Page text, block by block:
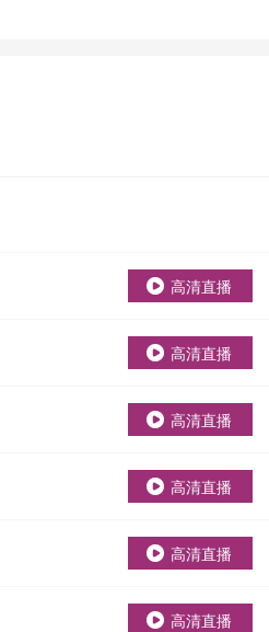
高清直播
高清直播
高清直播
高清直播
高清直播
高清直播